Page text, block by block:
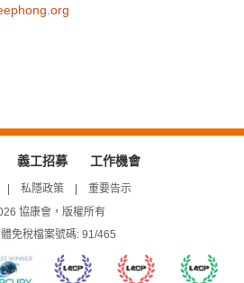
義工招募 工作機會
私隱政策
重要告示
協康會，版權所有
免稅檔案號碼: 91/465